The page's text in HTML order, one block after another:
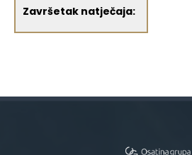
Završetak natječaja: